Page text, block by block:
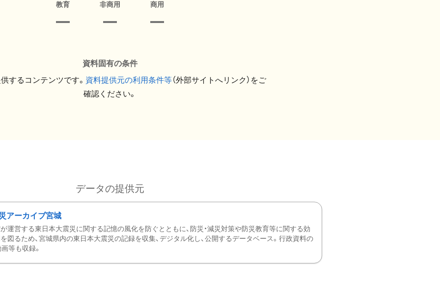
教育 非商用 商用
資料固有の条件
するコンテンツです。 資料提供元の利用条件等（外部サイトへリンク）をご
確認ください。
データの提供元
アーカイブ宮城
運営する東日本大震災に関する記憶の風化を防ぐとともに、防災・減災対策や防災教育等に関する効
図るため、宮城県内の東日本大震災の記録を収集、デジタル化し、公開するデータベース。行政資料の
等も収録。